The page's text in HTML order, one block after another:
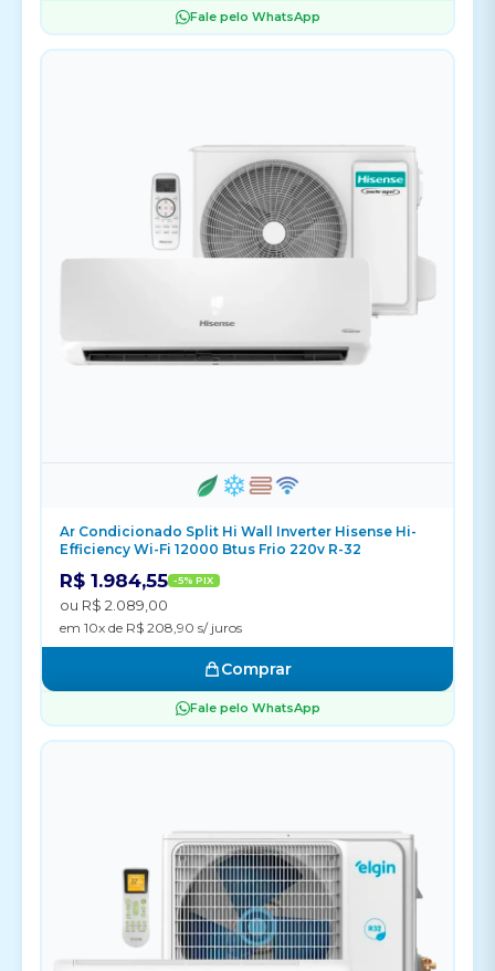
Fale pelo WhatsApp
Ar Condicionado Split Hi Wall Inverter Hisense Hi-
Efficiency Wi-Fi 12000 Btus Frio 220v R-32
R$ 1.984,55 -5% PIX
ou R$ 2.089,00
em 10x de R$ 208,90 s/ juros
Comprar
Fale pelo WhatsApp